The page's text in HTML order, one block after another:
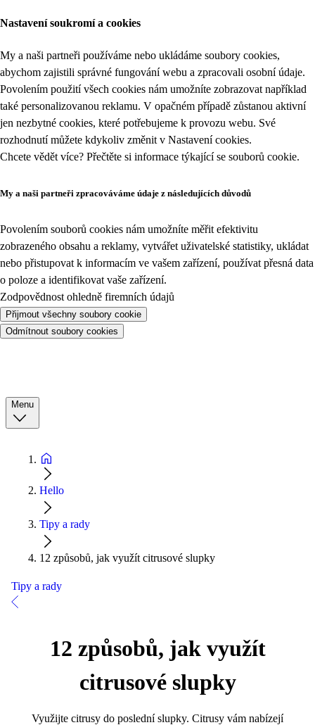
Nastavení soukromí a cookies
My a naši partneři používáme nebo ukládáme soubory cookies,
abychom zajistili správné fungování webu a zpracovali osobní údaje.
Povolením použití všech cookies nám umožníte zobrazovat například
také personalizovanou reklamu. V opačném případě zůstanou aktivní
jen nezbytné cookies, které potřebujeme k provozu webu. Své
rozhodnutí můžete kdykoliv změnit v Nastavení cookies.
Chcete vědět více? Přečtěte si informace týkající se souborů cookie.
My a naši partneři zpracováváme údaje z následujících důvodů
Povolením souborů cookies nám umožníte měřit efektivitu
zobrazeného obsahu a reklamy, vytvářet uživatelské statistiky, ukládat
nebo přistupovat k informacím ve vašem zařízení, používat přesná data
o poloze a identifikovat vaše zařízení.
Zodpovědnost ohledně firemních údajů
Přijmout všechny soubory cookie
Odmítnout soubory cookies
Menu
Hello
Tipy a rady
12 způsobů, jak využít citrusové slupky
Tipy a rady
12 způsobů, jak využít
citrusové slupky
Využijte citrusy do poslední slupky. Citrusy vám nabízejí